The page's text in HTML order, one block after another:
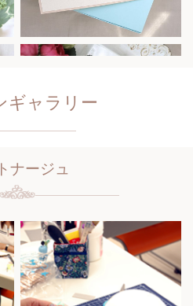
ギャラリー
ナージュ